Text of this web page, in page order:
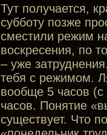
Тут получается,
субботу позже
сместили режим
воскресения, по
– уже
тебя с режимом.
вообще 5 часов
часов. Понятие
существует. Что